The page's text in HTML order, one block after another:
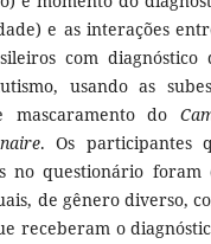
e as interações
com
usando as
mascaramento do
. Os participantes
no questionário foram
de gênero diverso,
receberam o